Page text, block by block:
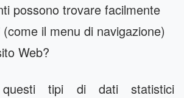
possono trovare facilmente
il menu di navigazione)
Web?
questi tipi di dati statistici